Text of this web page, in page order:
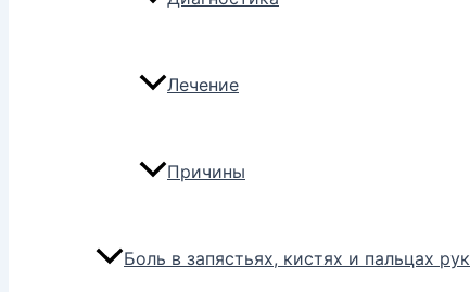
Лечение
Причины
Боль в запястьях, кистях и пальцах рук